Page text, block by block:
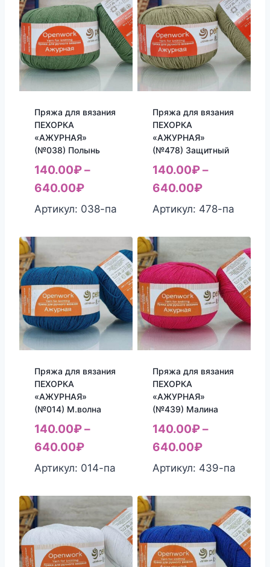
Пряжа для вязания
ПЕХОРКА
«АЖУРНАЯ»
(№038) Полынь
140.00₽–
640.00₽
Артикул: 038-па
Пряжа для вязания
ПЕХОРКА
«АЖУРНАЯ»
(№478) Защитный
140.00₽–
640.00₽
Артикул: 478-па
Пряжа для вязания
ПЕХОРКА
«АЖУРНАЯ»
(№014) М.волна
140.00₽–
640.00₽
Артикул: 014-па
Пряжа для вязания
ПЕХОРКА
«АЖУРНАЯ»
(№439) Малина
140.00₽–
640.00₽
Артикул: 439-па